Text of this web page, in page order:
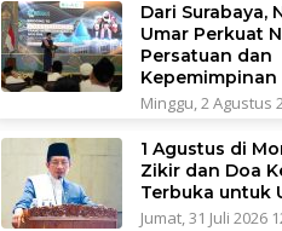
Dari Surabaya,
Umar Perkuat
Persatuan dan
Kepemimpinan
Minggu, 2 Agustus
1 Agustus di
Zikir dan Doa
Terbuka untuk
Jumat, 31 Juli 2026